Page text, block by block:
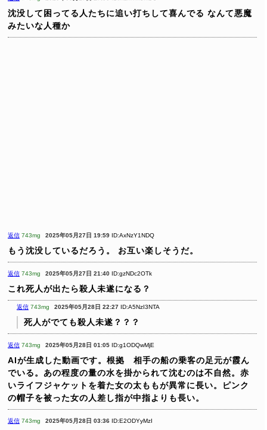
沈没して困ってる人たちに追い打ちして喜んでる なんて悪魔
みたいな人種か
返信 743mg 2025年05月27日 19:59 ID:AxNzY1NDQ
もう沈没しているだろう。 お互い楽しそうだ。
返信 743mg 2025年05月27日 21:40 ID:gzNDc2OTk
これ死人が出たら殺人未遂になる？
返信 743mg 2025年05月28日 22:27 ID:A5NzI3NTA
死人がでても殺人未遂？？？
返信 743mg 2025年05月28日 01:05 ID:g1ODQwMjE
AIが生成した動画です。根拠 相手の船の乗客の足元が霞ん
でいる。あの程度の量の水を掛かられて沈むのは不自然。赤
いライフジャケットを着た女の太ももが異常に長い。ピンク
の帽子を被った女の人差し指が中指よりも長い。
返信 743mg 2025年05月28日 03:36 ID:E2ODYyMzI